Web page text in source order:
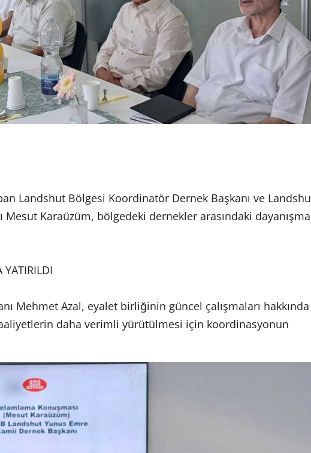
Landshut Bölgesi Koordinatör Dernek Başkanı ve
Mesut Karaüzüm, bölgedeki dernekler arasındaki dayanışma
YATIRILDI
Mehmet Azal, eyalet birliğinin güncel çalışmaları hakkında
daha verimli yürütülmesi için koordinasyonun